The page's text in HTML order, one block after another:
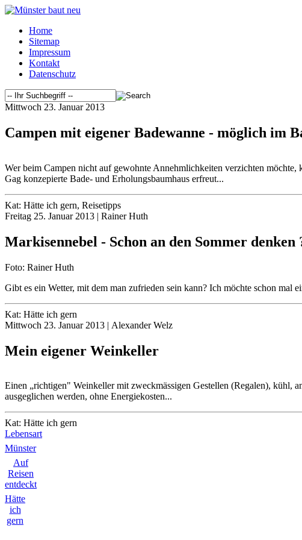
Home
Sitemap
Impressum
Kontakt
Datenschutz
Mittwoch 23. Januar 2013
Campen mit eigener Badewanne - möglich im
Wer beim Campen nicht auf gewohnte Annehmlichkeiten verzichten
Gag konzepierte Bade- und Erholungsbaumhaus erfreut...
Kat: Hätte ich gern, Reisetipps
Freitag 25. Januar 2013 | Rainer Huth
Markisennebel - Schon an den Sommer denken
Foto: Rainer Huth
Gibt es ein Wetter, mit dem man zufrieden sein kann? Ich möchte schon mal
Kat: Hätte ich gern
Mittwoch 23. Januar 2013 | Alexander Welz
Mein eigener Weinkeller
Einen „richtigen" Weinkeller mit zweckmässigen Gestellen (Regalen), kühl,
ausgeglichen werden, ohne Energiekosten...
Kat: Hätte ich gern
Lebensart
Münster
Auf
Reisen
entdeckt
Hätte
ich
gern